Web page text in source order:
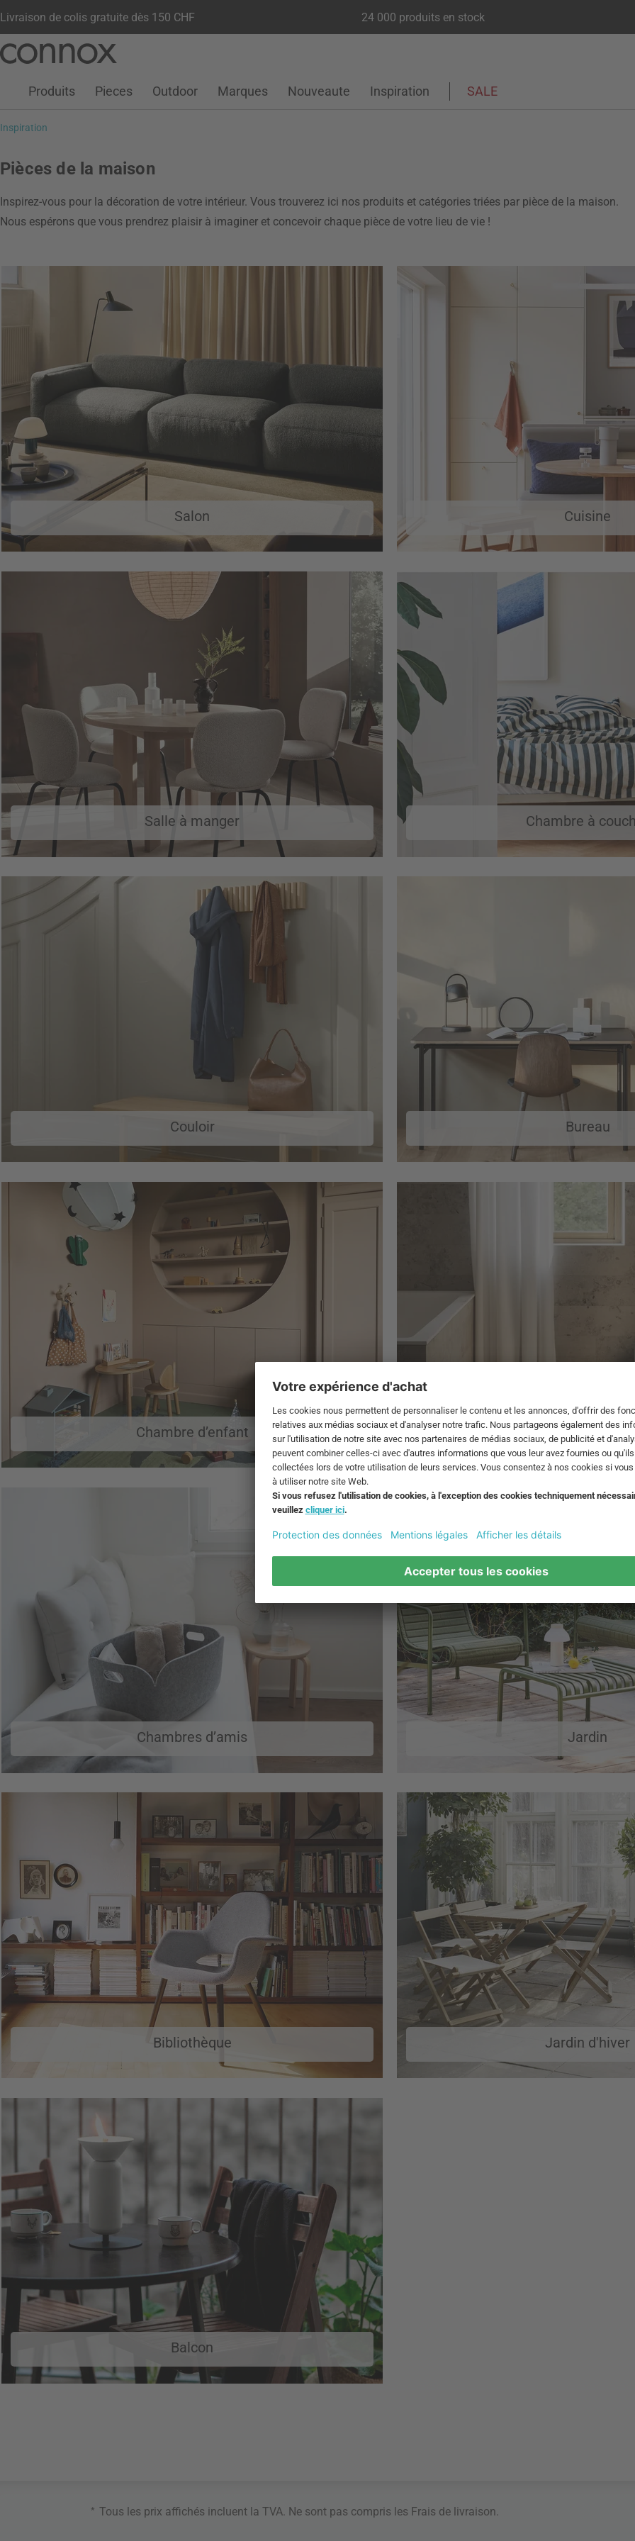
Livraison de colis gratuite dès 150 CHF 24 000 produits en stock
contenu
Votre compteListe de souhaits
Warenkorb
Produits Pieces Outdoor Marques Nouveaute Inspiration SALE
Inspiration
Pièces de la maison
Inspirez-vous pour la décoration de votre intérieur. Vous trouverez ici nos produits et catégories triées par pièce de la maison.
Nous espérons que vous prendrez plaisir à imaginer et concevoir chaque pièce de votre lieu de vie !
Salon Cuisine
Salle à manger Chambre à
Couloir Bureau
Chambre d’enfant Salle de bain
Chambres d’amis Jardin
Bibliothèque Jardin d'hiver
Balcon
* Tous les prix affichés incluent la TVA. Ne sont pas compris les Frais de livraison.